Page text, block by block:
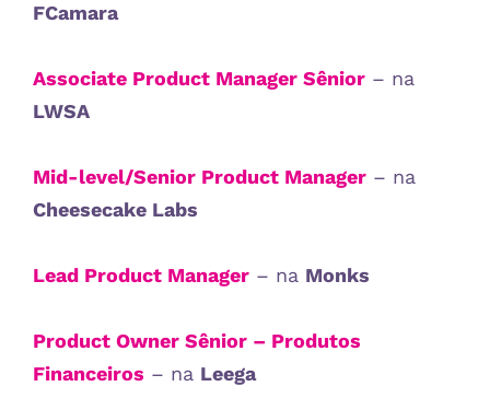
FCamara
Associate Product Manager Sênior – na
LWSA
Mid-level/Senior Product Manager – na
Cheesecake Labs
Lead Product Manager – na Monks
Product Owner Sênior – Produtos
Financeiros – na Leega